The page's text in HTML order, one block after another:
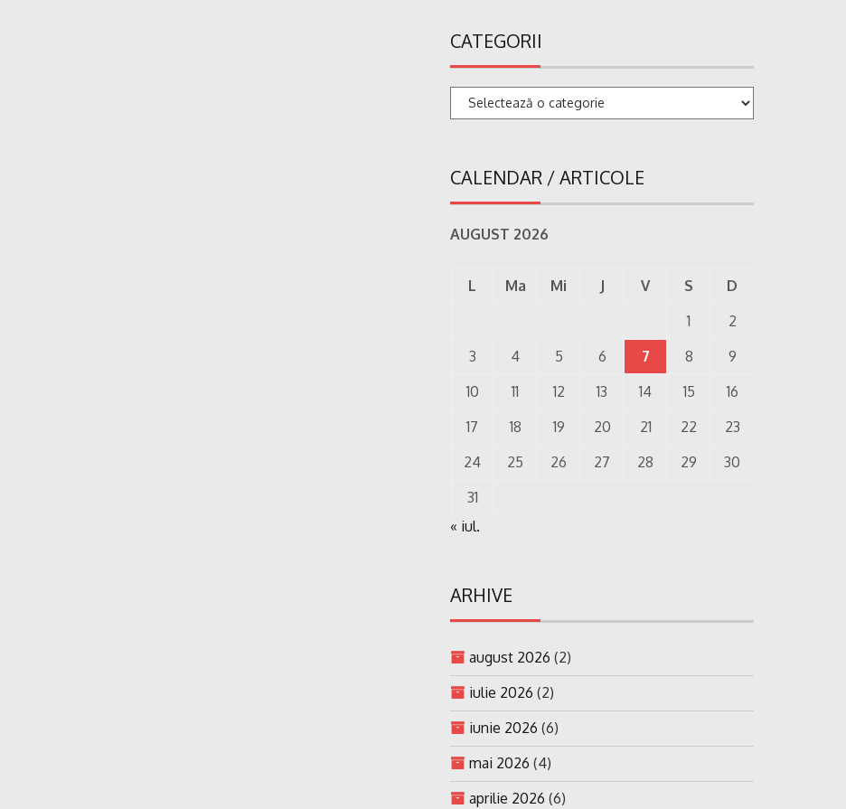
CATEGORII
Categorii
CALENDAR / ARTICOLE
AUGUST 2026
L Ma Mi J V S
D
1
2
3
4 5 6 7 8
9
10
11 12 13 14 15
16
17
18 19 20 21 22
23
24
25 26 27 28 29
30
31
« iul.
ARHIVE
august 2026 (2)
iulie 2026 (2)
iunie 2026 (6)
mai 2026 (4)
aprilie 2026 (6)